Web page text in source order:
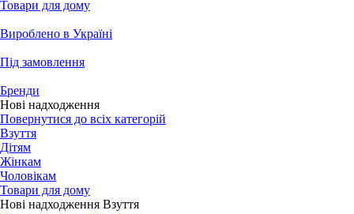
Товари для дому
Вироблено в Україні
Під замовлення
Бренди
Нові надходження
Повернутися до всіх категорій
Взуття
Дітям
Жінкам
Чоловікам
Товари для дому
Нові надходження Взуття